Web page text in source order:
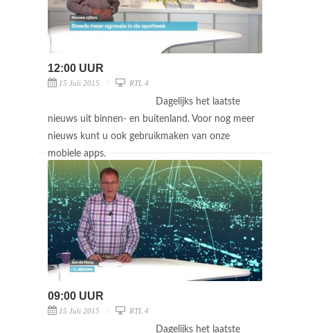
12:00 UUR
15 Juli 2015 RTL 4
Dagelijks het laatste
nieuws uit binnen- en buitenland. Voor nog meer
nieuws kunt u ook gebruikmaken van onze
mobiele apps.
09:00 UUR
15 Juli 2015 RTL 4
Dagelijks het laatste